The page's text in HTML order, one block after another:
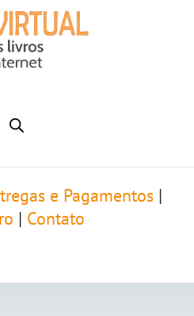
e Pagamentos
Contato